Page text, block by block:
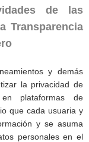
de las
Transparencia
y demás
la privacidad de
plataformas de
que cada usuaria y
y se asuma
personales en el